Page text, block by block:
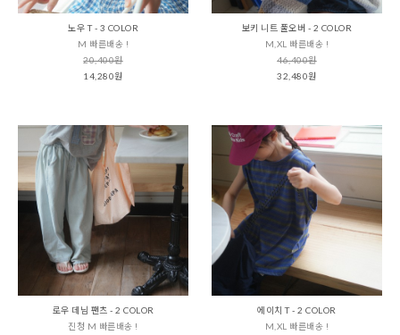
노우 T - 3 COLOR
M 빠른배송 !
20,400원
14,280원
보키 니트 풀오버 - 2 COLOR
M,XL 빠른배송 !
46,400원
32,480원
로우 데님 팬츠 - 2 COLOR
진청 M 빠른배송 !
에이치 T - 2 COLOR
M,XL 빠른배송 !